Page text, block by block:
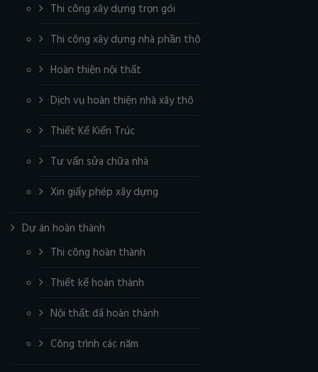
Thi công xây dựng trọn gói
Thi công xây dựng nhà phần thô
Hoàn thiện nội thất
Dịch vụ hoàn thiện nhà xây thô
Thiết Kế Kiến Trúc
Tư vấn sửa chữa nhà
Xin giấy phép xây dựng
Dự án hoàn thành
Thi công hoàn thành
Thiết kế hoàn thành
Nội thất đã hoàn thành
Công trình các năm